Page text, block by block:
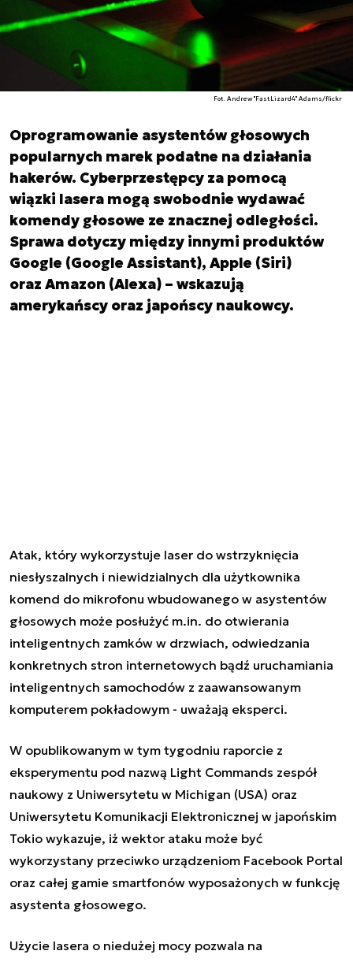
Fot. Andrew "FastLizard4" Adams/flickr
Oprogramowanie asystentów głosowych
popularnych marek podatne na działania
hakerów. Cyberprzestępcy za pomocą
wiązki lasera mogą swobodnie wydawać
komendy głosowe ze znacznej odległości.
Sprawa dotyczy między innymi produktów
Google (Google Assistant), Apple (Siri)
oraz Amazon (Alexa) – wskazują
amerykańscy oraz japońscy naukowcy.
Atak, który wykorzystuje laser do wstrzyknięcia
niesłyszalnych i niewidzialnych dla użytkownika
komend do mikrofonu wbudowanego w asystentów
głosowych może posłużyć m.in. do otwierania
inteligentnych zamków w drzwiach, odwiedzania
konkretnych stron internetowych bądź uruchamiania
inteligentnych samochodów z zaawansowanym
komputerem pokładowym - uważają eksperci.
W opublikowanym w tym tygodniu raporcie z
eksperymentu pod nazwą Light Commands zespół
naukowy z Uniwersytetu w Michigan (USA) oraz
Uniwersytetu Komunikacji Elektronicznej w japońskim
Tokio wykazuje, iż wektor ataku może być
wykorzystany przeciwko urządzeniom Facebook Portal
oraz całej gamie smartfonów wyposażonych w funkcję
asystenta głosowego.
Użycie lasera o niedużej mocy pozwala na